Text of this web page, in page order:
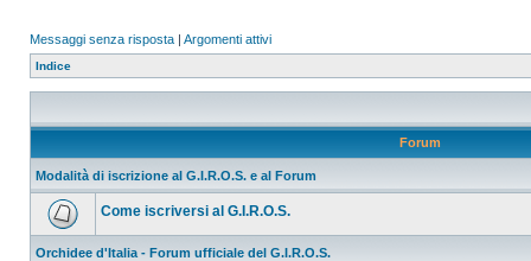
Messaggi senza risposta | Argomenti attivi
Indice
Forum
Modalità di iscrizione al G.I.R.O.S. e al Forum
Come iscriversi al G.I.R.O.S.
Orchidee d'Italia - Forum ufficiale del G.I.R.O.S.